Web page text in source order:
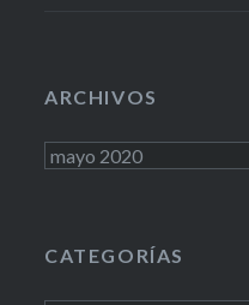
ARCHIVOS
Archivos
CATEGORÍAS